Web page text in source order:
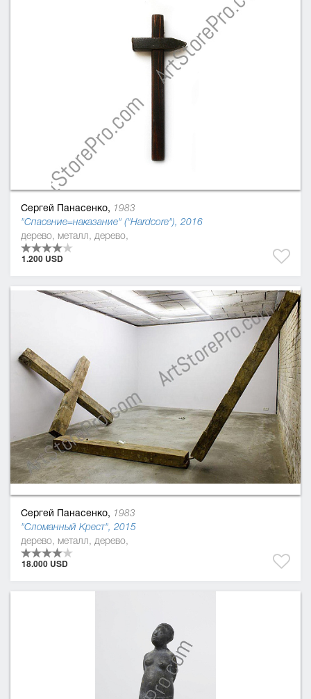
Сергей Панасенко, 1983
"Спасение=наказание" ("Hardcore"), 2016
дерево, металл, дерево,
1.200 USD
Сергей Панасенко, 1983
"Сломанный Крест", 2015
дерево, металл, дерево,
18.000 USD